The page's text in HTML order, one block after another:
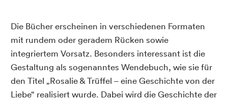
Die Bücher erscheinen in verschiedenen Formaten
mit rundem oder geradem Rücken sowie
integriertem Vorsatz. Besonders interessant ist die
Gestaltung als sogenanntes Wendebuch, wie sie für
den Titel „Rosalie & Trüffel – eine Geschichte von der
Liebe“ realisiert wurde. Dabei wird die Geschichte der